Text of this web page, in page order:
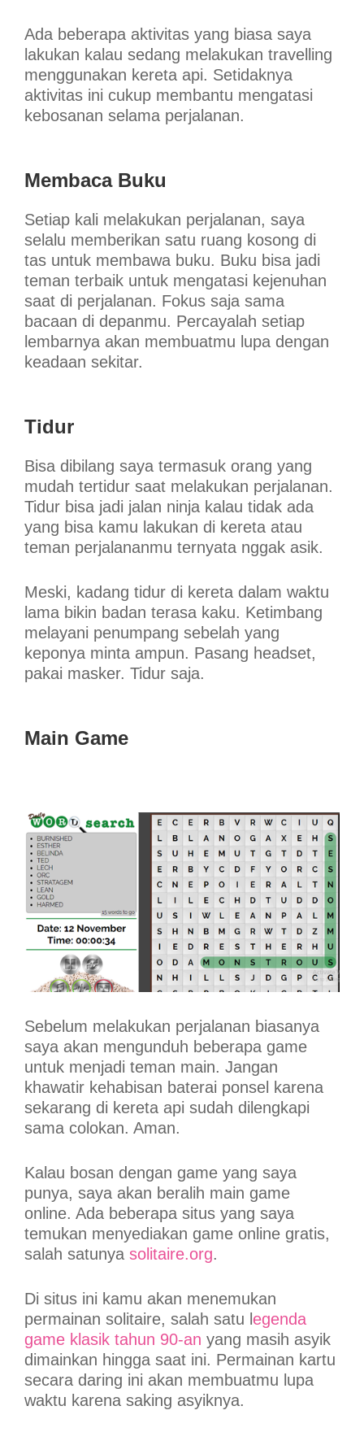
Ada beberapa aktivitas yang biasa saya
lakukan kalau sedang melakukan travelling
menggunakan kereta api. Setidaknya
aktivitas ini cukup membantu mengatasi
kebosanan selama perjalanan.
Membaca Buku
Setiap kali melakukan perjalanan, saya
selalu memberikan satu ruang kosong di
tas untuk membawa buku. Buku bisa jadi
teman terbaik untuk mengatasi kejenuhan
saat di perjalanan. Fokus saja sama
bacaan di depanmu. Percayalah setiap
lembarnya akan membuatmu lupa dengan
keadaan sekitar.
Tidur
Bisa dibilang saya termasuk orang yang
mudah tertidur saat melakukan perjalanan.
Tidur bisa jadi jalan ninja kalau tidak ada
yang bisa kamu lakukan di kereta atau
teman perjalananmu ternyata nggak asik.
Meski, kadang tidur di kereta dalam waktu
lama bikin badan terasa kaku. Ketimbang
melayani penumpang sebelah yang
keponya minta ampun. Pasang headset,
pakai masker. Tidur saja.
Main Game
Sebelum melakukan perjalanan biasanya
saya akan mengunduh beberapa game
untuk menjadi teman main. Jangan
khawatir kehabisan baterai ponsel karena
sekarang di kereta api sudah dilengkapi
sama colokan. Aman.
Kalau bosan dengan game yang saya
punya, saya akan beralih main game
online. Ada beberapa situs yang saya
temukan menyediakan game online gratis,
salah satunya solitaire.org.
Di situs ini kamu akan menemukan
permainan solitaire, salah satu l egenda
game klasik tahun 90-an yang masih asyik
dimainkan hingga saat ini. Permainan kartu
secara daring ini akan membuatmu lupa
waktu karena saking asyiknya.